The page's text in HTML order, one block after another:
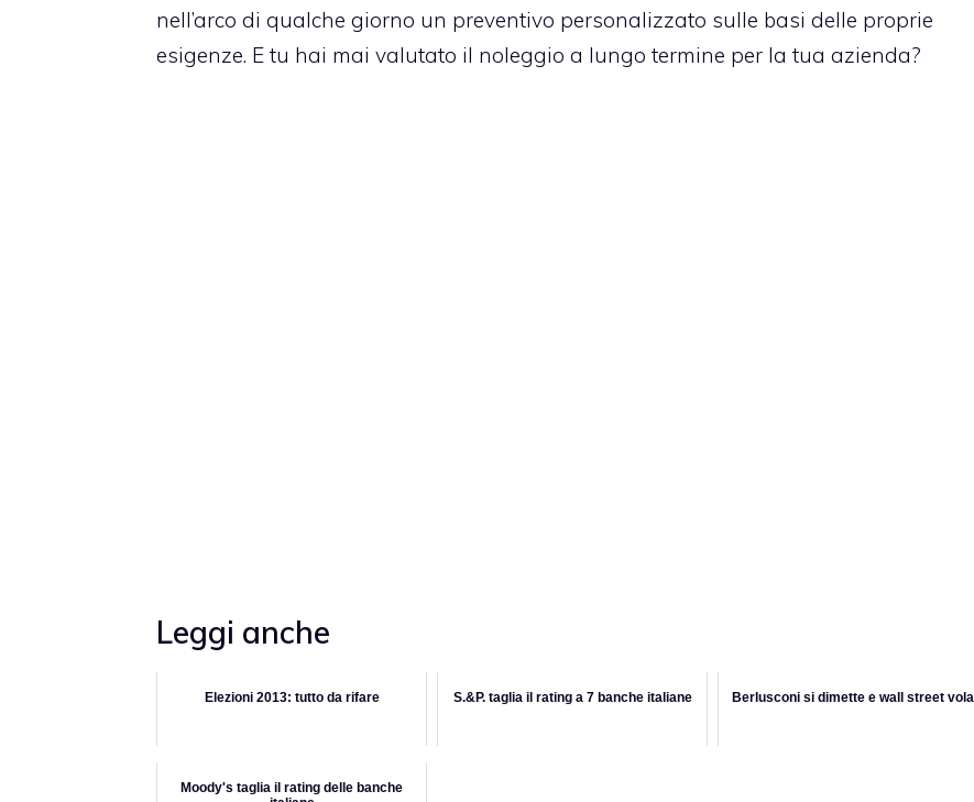
nell’arco di qualche giorno un preventivo personalizzato sulle basi delle proprie
esigenze. E tu hai mai valutato il noleggio a lungo termine per la tua azienda?
Leggi anche
Elezioni 2013: tutto da rifare S.&P. taglia il rating a 7 banche italiane Berlusconi si dimette e wall street vola
Moody's taglia il rating delle banche